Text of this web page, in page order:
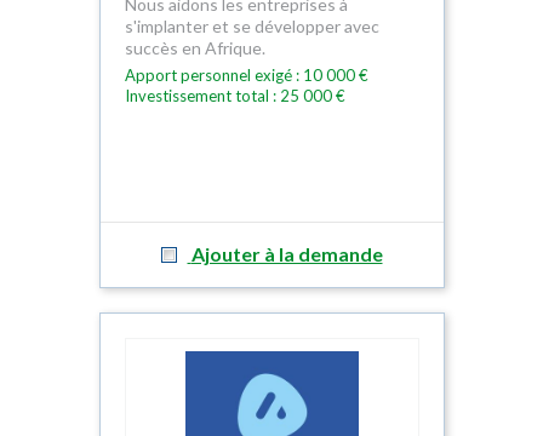
Nous aidons les entreprises à
s'implanter et se développer avec
succès en Afrique.
Apport personnel exigé : 10 000 €
Investissement total : 25 000 €
Ajouter à la demande